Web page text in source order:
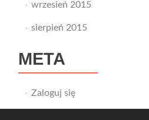
wrzesień 2015
sierpień 2015
META
Zaloguj się